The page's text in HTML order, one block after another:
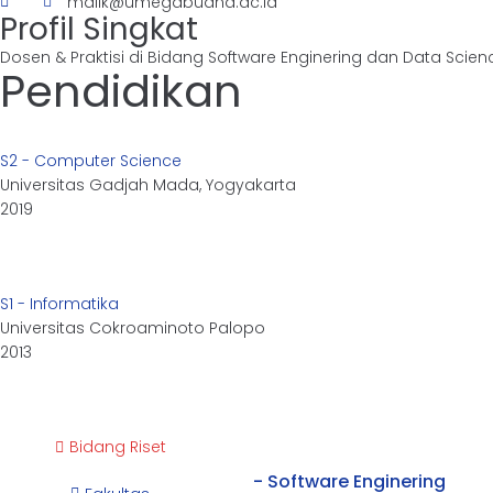
Profil Singkat
Dosen & Praktisi di Bidang Software Enginering dan Data
Pendidikan
S2 - Computer Science
Universitas Gadjah Mada, Yogyakarta
2019
S1 - Informatika
Universitas Cokroaminoto Palopo
2013
Bidang Riset
- Software Enginering